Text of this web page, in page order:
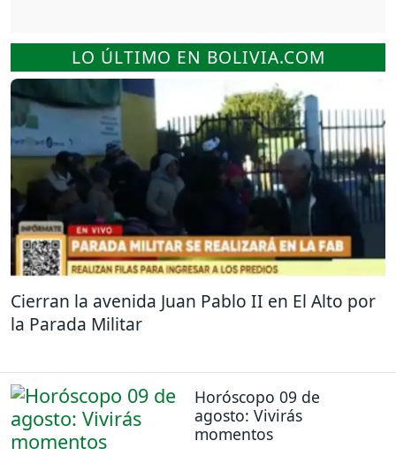
LO ÚLTIMO EN BOLIVIA.COM
Cierran la avenida Juan Pablo II en El Alto por
la Parada Militar
Horóscopo 09 de
agosto: Vivirás
momentos